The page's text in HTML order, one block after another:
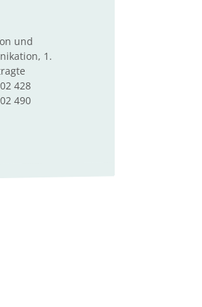
und
1.
428
490